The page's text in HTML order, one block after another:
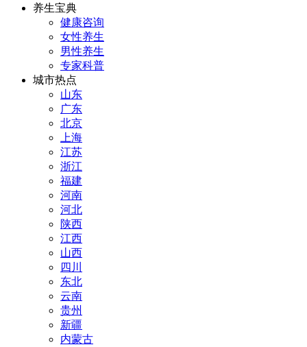
养生宝典
健康咨询
女性养生
男性养生
专家科普
城市热点
山东
广东
北京
上海
江苏
浙江
福建
河南
河北
陕西
江西
山西
四川
东北
云南
贵州
新疆
内蒙古